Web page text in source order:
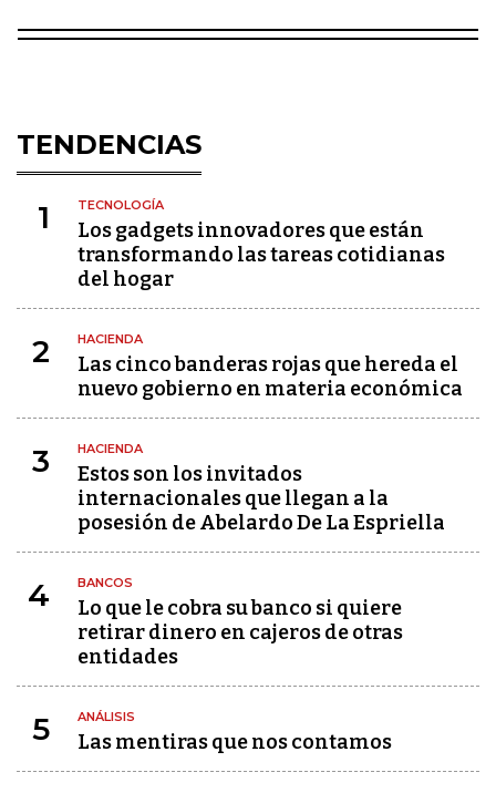
TENDENCIAS
1 TECNOLOGÍA
Los gadgets innovadores que están
transformando las tareas cotidianas
del hogar
2 HACIENDA
Las cinco banderas rojas que hereda el
nuevo gobierno en materia económica
3 HACIENDA
Estos son los invitados
internacionales que llegan a la
posesión de Abelardo De La Espriella
4 BANCOS
Lo que le cobra su banco si quiere
retirar dinero en cajeros de otras
entidades
5 ANÁLISIS
Las mentiras que nos contamos